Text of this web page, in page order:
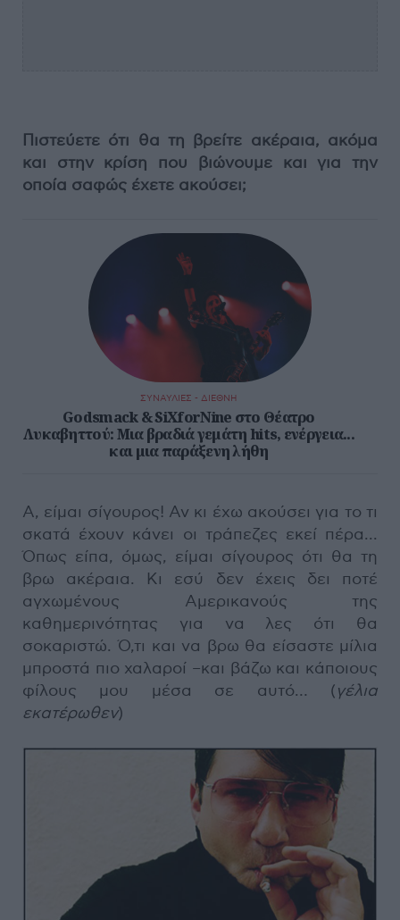
Πιστεύετε ότι θα τη βρείτε ακέραια, ακόμα
και στην κρίση που βιώνουμε και για την
οποία σαφώς έχετε ακούσει;
ΣΥΝΑΥΛΙΕΣ - ΔΙΕΘΝΗ
Godsmack & SiXforNine στο Θέατρο
Λυκαβηττού: Μια βραδιά γεμάτη hits, ενέργεια...
και μια παράξενη λήθη
Α, είμαι σίγουρος! Αν κι έχω ακούσει για το τι
σκατά έχουν κάνει οι τράπεζες εκεί πέρα...
Όπως είπα, όμως, είμαι σίγουρος ότι θα τη
βρω ακέραια. Κι εσύ δεν έχεις δει ποτέ
αγχωμένους Αμερικανούς της
καθημερινότητας για να λες ότι θα
σοκαριστώ. Ό,τι και να βρω θα είσαστε μίλια
μπροστά πιο χαλαροί –και βάζω και κάποιους
φίλους μου μέσα σε αυτό… (γέλια
εκατέρωθεν)